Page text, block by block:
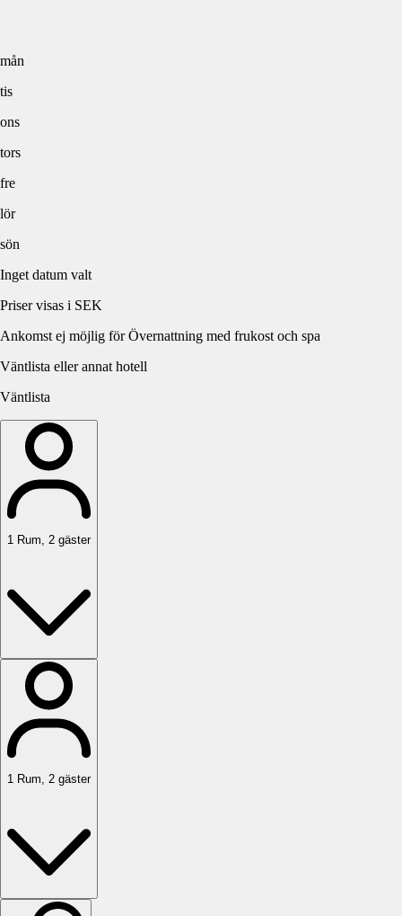
mån
tis
ons
tors
fre
lör
sön
Inget datum valt
Priser visas i SEK
Ankomst ej möjlig för Övernattning med frukost och spa
Väntlista eller annat hotell
Väntlista
1 Rum 2 gäster
1 Rum, 2 gäster